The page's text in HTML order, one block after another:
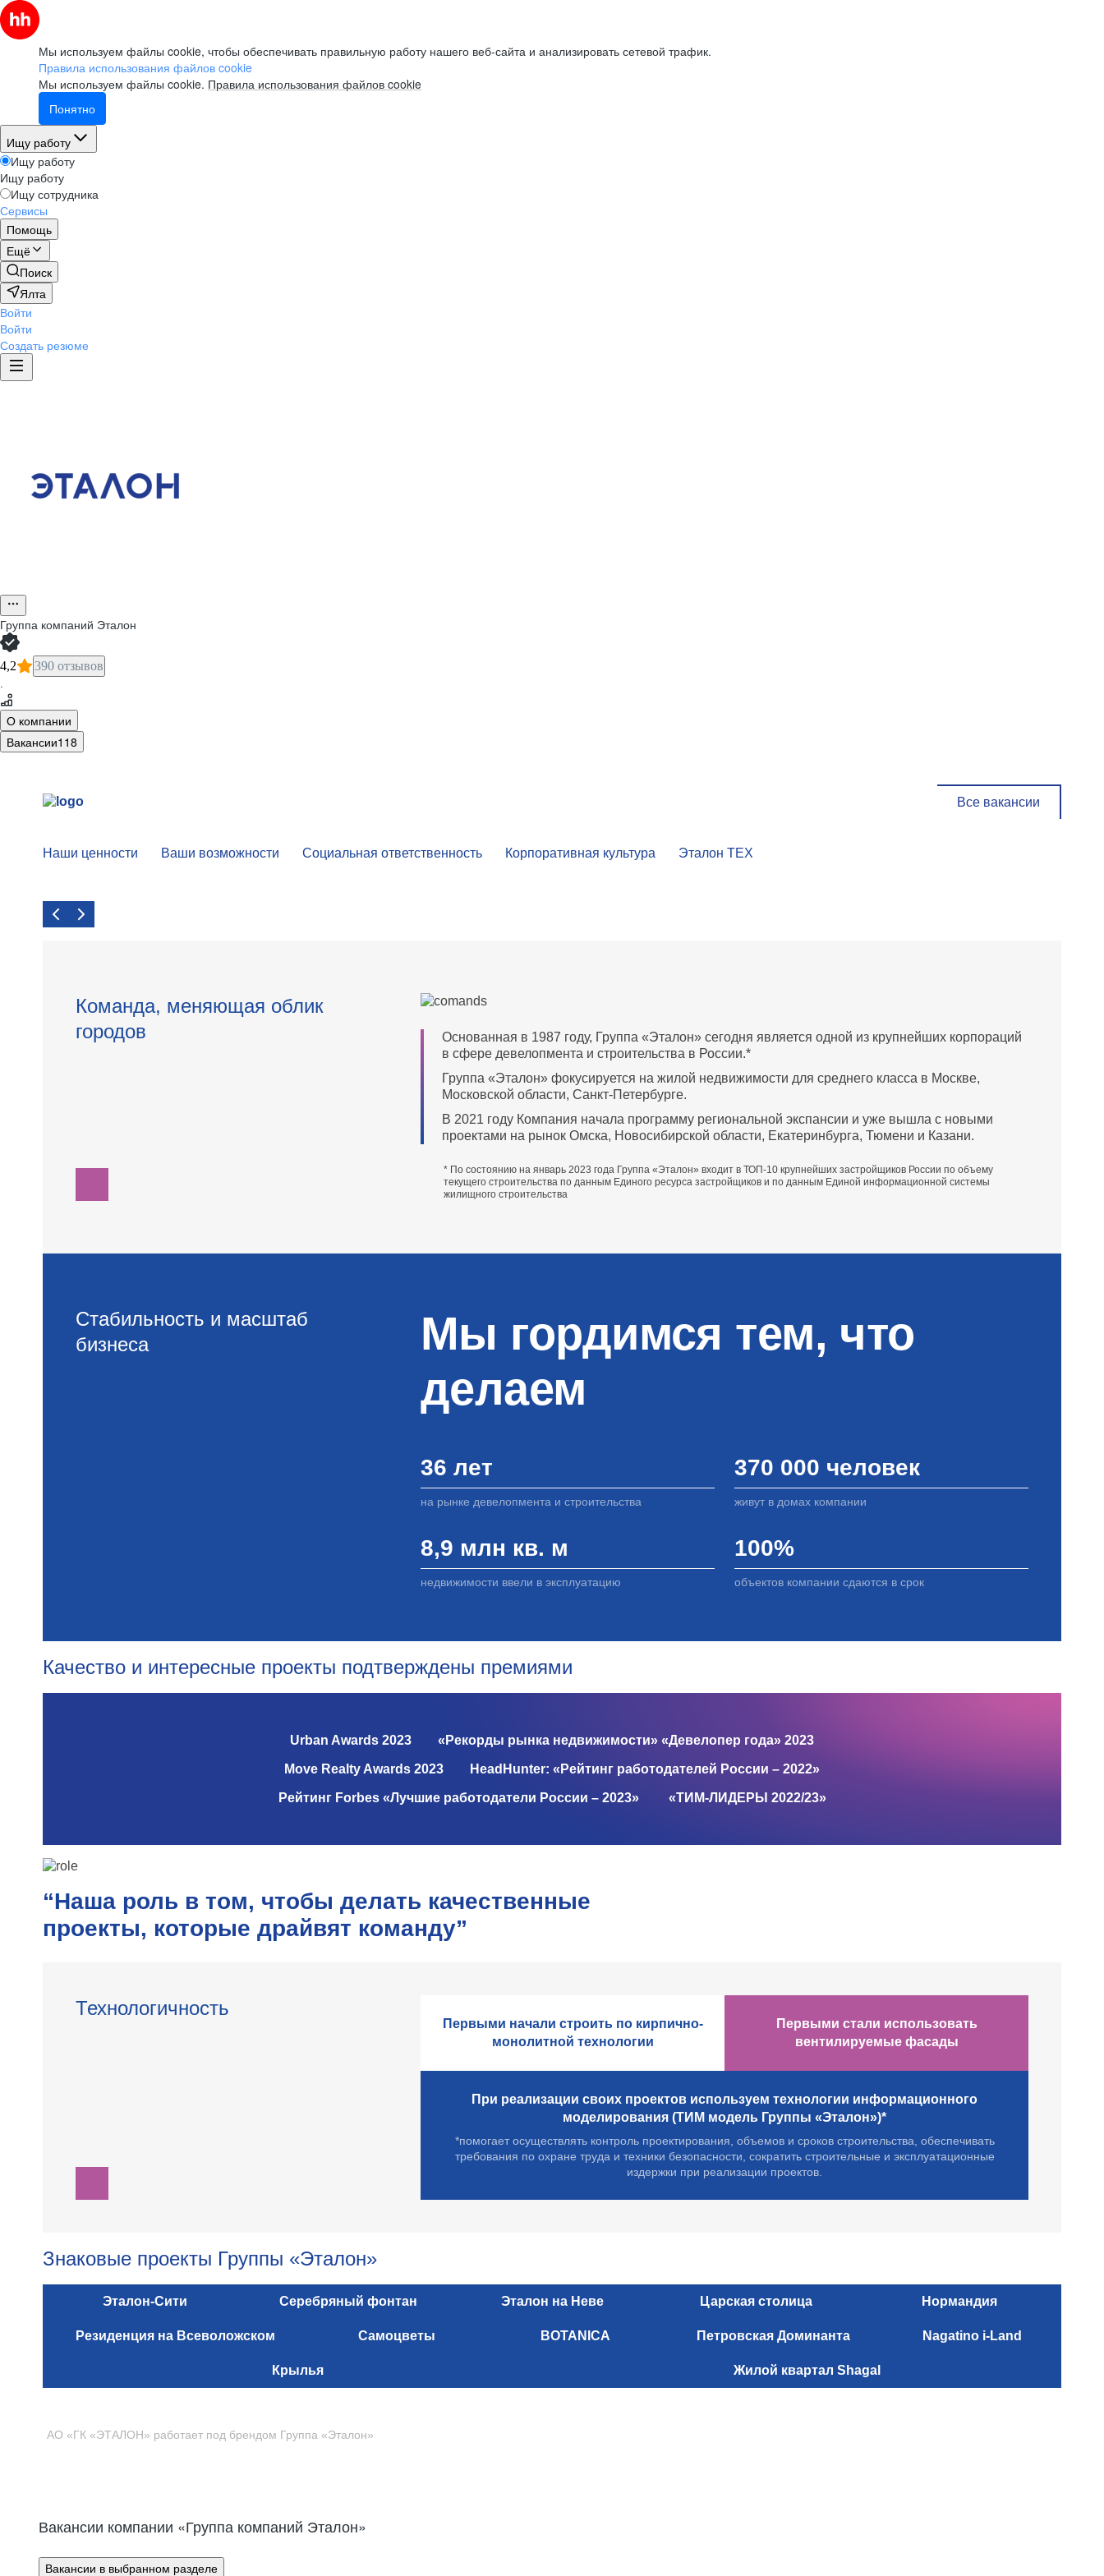
Мы используем файлы cookie, чтобы обеспечивать правильную работу нашего веб-сайта и анализировать сетевой трафик.
Правила использования файлов cookie
Мы используем файлы cookie. Правила использования файлов cookie
Понятно
Ищу работу
Ищу работу
Ищу работу
Ищу сотрудника
Сервисы
Помощь
Ещё
Поиск
Ялта
Войти
Войти
Создать резюме
Группа компаний Эталон
4,2 390 отзывов
·
О компании
Вакансии118
Все вакансии
Наши ценности Ваши возможности Социальная ответственность Корпоративная культура Эталон ТЕХ
Команда, меняющая облик
городов
Основанная в 1987 году, Группа «Эталон» сегодня является одной из крупнейших корпораций
в сфере девелопмента и строительства в России.*
Группа «Эталон» фокусируется на жилой недвижимости для среднего класса в Москве,
Московской области, Санкт‑Петербурге.
В 2021 году Компания начала программу региональной экспансии и уже вышла с новыми
проектами на рынок Омска, Новосибирской области, Екатеринбурга, Тюмени и Казани.
* По состоянию на январь 2023 года Группа «Эталон» входит в ТОП‑10 крупнейших застройщиков России по объему
текущего строительства по данным Единого ресурса застройщиков и по данным Единой информационной системы
жилищного строительства
Стабильность и масштаб
бизнеса
Мы гордимся тем, что
делаем
36 лет
на рынке девелопмента и строительства
370 000 человек
живут в домах компании
8,9 млн кв. м
недвижимости ввели в эксплуатацию
100%
объектов компании сдаются в срок
Качество и интересные проекты подтверждены премиями
Urban Awards 2023 «Рекорды рынка недвижимости» «Девелопер года» 2023
Move Realty Awards 2023 HeadHunter: «Рейтинг работодателей России – 2022»
Рейтинг Forbes «Лучшие работодатели России – 2023» «ТИМ-ЛИДЕРЫ 2022/23»
“Наша роль в том, чтобы делать качественные
проекты, которые драйвят команду”
Технологичность
Первыми начали строить по кирпично-
монолитной технологии
Первыми стали использовать
вентилируемые фасады
При реализации своих проектов используем технологии информационного
моделирования (ТИМ модель Группы «Эталон»)*
*помогает осуществлять контроль проектирования, объемов и сроков строительства, обеспечивать
требования по охране труда и техники безопасности, сократить строительные и эксплуатационные
издержки при реализации проектов.
Знаковые проекты Группы «Эталон»
Эталон-Сити Серебряный фонтан Эталон на Неве Царская столица Нормандия
Резиденция на Всеволожском Самоцветы BOTANICA Петровская Доминанта Nagatino i-Land
Крылья Жилой квартал Shagal
АО «ГК «ЭТАЛОН» работает под брендом Группа «Эталон»
Вакансии компании «Группа компаний Эталон»
Вакансии в выбранном разделе